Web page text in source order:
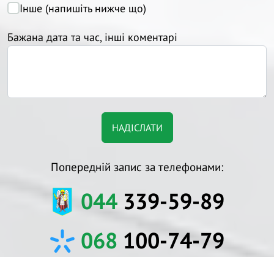
Інше (напишіть нижче що)
Бажана дата та час, інші коментарі
Попередній запис за телефонами:
044339-59-89
068 100-74-79